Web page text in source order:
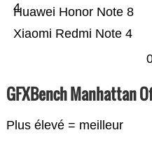
Xiaomi Redmi Note 4
Huawei Honor Note 8
4
GFXBench Manhattan
Plus élevé = meilleur